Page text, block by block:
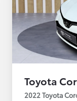
Toyota
2022 Toyota